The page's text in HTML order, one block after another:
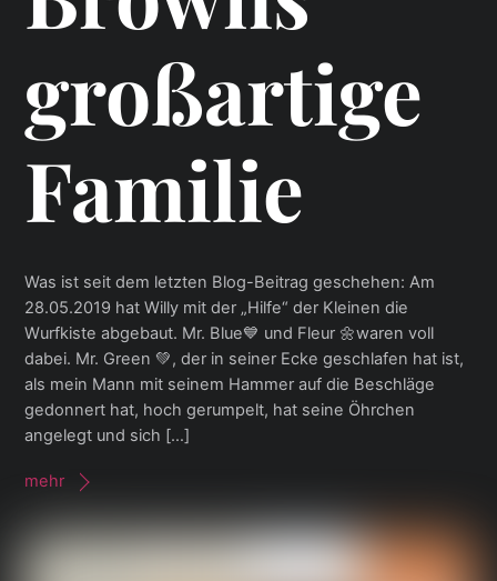
großartige
Familie
Was ist seit dem letzten Blog-Beitrag geschehen: Am
28.05.2019 hat Willy mit der „Hilfe“ der Kleinen die
Wurfkiste abgebaut. Mr. Blue💙 und Fleur 🌼waren voll
dabei. Mr. Green 💚, der in seiner Ecke geschlafen hat ist,
als mein Mann mit seinem Hammer auf die Beschläge
gedonnert hat, hoch gerumpelt, hat seine Öhrchen
angelegt und sich […]
mehr